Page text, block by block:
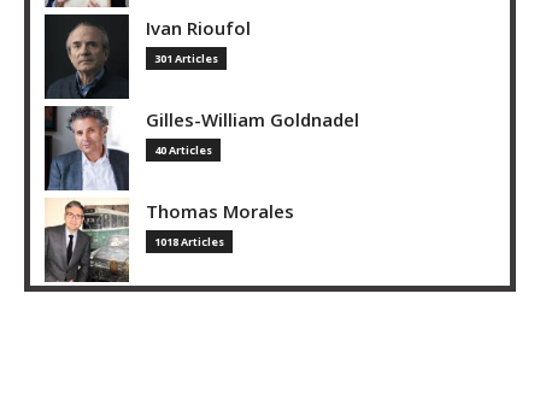
Ivan Rioufol
301 Articles
Gilles-William Goldnadel
40 Articles
Thomas Morales
1018 Articles